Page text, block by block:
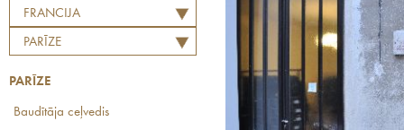
FRANCIJA
PARĪZE
PARĪZE
Baudītāja ceļvedis